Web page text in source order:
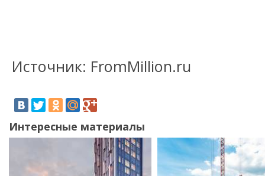
Источник: FromMillion.ru
Интересные материалы